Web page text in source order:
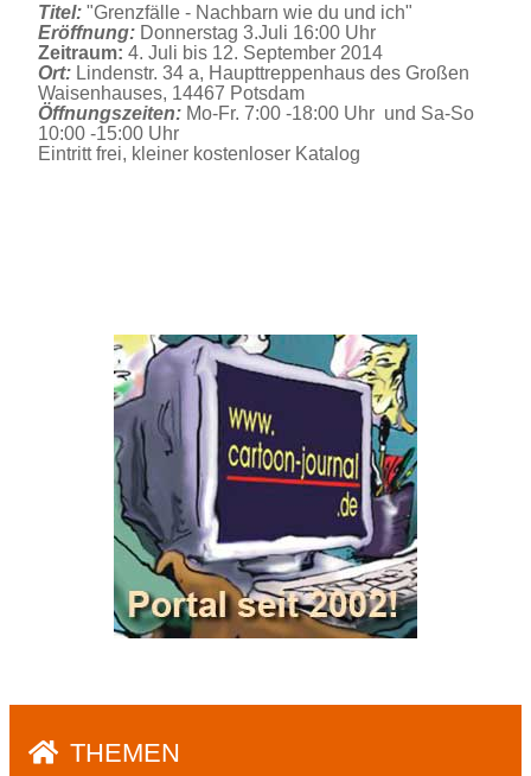
Titel: "Grenzfälle - Nachbarn wie du und ich"
Eröffnung: Donnerstag 3.Juli 16:00 Uhr
Zeitraum: 4. Juli bis 12. September 2014
Ort: Lindenstr. 34 a, Haupttreppenhaus des Großen
Waisenhauses, 14467 Potsdam
Öffnungszeiten: Mo-Fr. 7:00 -18:00 Uhr und Sa-So
10:00 -15:00 Uhr
Eintritt frei, kleiner kostenloser Katalog
THEMEN